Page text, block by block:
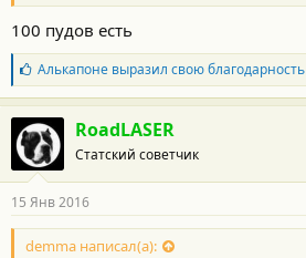
100 пудов есть
Б
л
а
г
о
д
а
н
о
с
Алькапоневыразил свою благодарность
RoadLASER
Статский советчик
15 Янв 2016
demma написал(а):